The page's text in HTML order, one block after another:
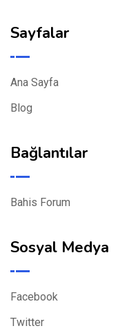
Sayfalar
Ana Sayfa
Blog
Bağlantılar
Bahis Forum
Sosyal Medya
Facebook
Twitter